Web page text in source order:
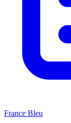
France Bleu